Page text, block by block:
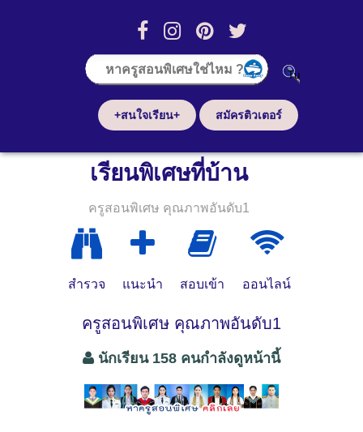
+สนใจเรียน+ สมัครติวเตอร์
เรียนพิเศษที่บ้าน
ครูสอนพิเศษ คุณภาพอันดับ1
สำรวจ แนะนำ สอบเข้า ออนไลน์
ครูสอนพิเศษ คุณภาพอันดับ1
นักเรียน 158 คนกำลังดูหน้านี้